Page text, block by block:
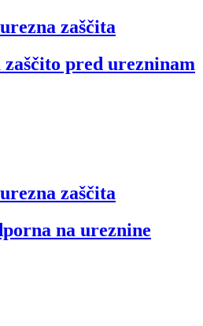
zaščita
zaščito pred urezninam
zaščita
na ureznine